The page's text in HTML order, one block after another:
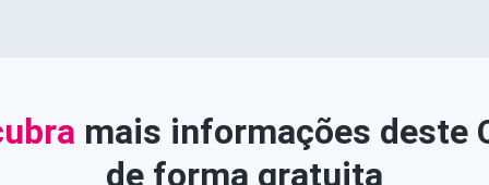
mais informações deste
de forma gratuita